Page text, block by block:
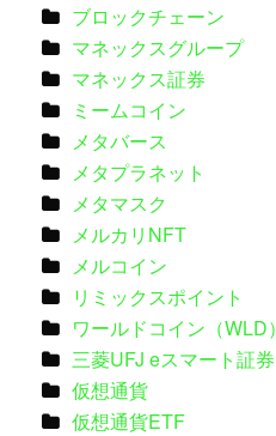
ブロックチェーン
マネックスグループ
マネックス証券
ミームコイン
メタバース
メタプラネット
メタマスク
メルカリNFT
メルコイン
リミックスポイント
ワールドコイン（WLD）
三菱UFJ eスマート証券
仮想通貨
仮想通貨ETF